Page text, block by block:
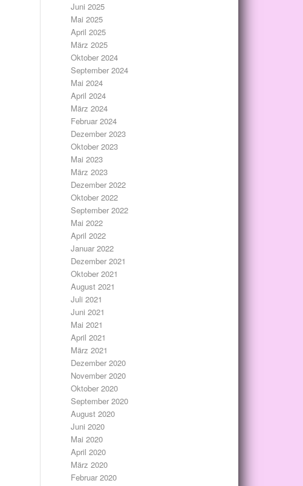
Juni 2025
Mai 2025
April 2025
März 2025
Oktober 2024
September 2024
Mai 2024
April 2024
März 2024
Februar 2024
Dezember 2023
Oktober 2023
Mai 2023
März 2023
Dezember 2022
Oktober 2022
September 2022
Mai 2022
April 2022
Januar 2022
Dezember 2021
Oktober 2021
August 2021
Juli 2021
Juni 2021
Mai 2021
April 2021
März 2021
Dezember 2020
November 2020
Oktober 2020
September 2020
August 2020
Juni 2020
Mai 2020
April 2020
März 2020
Februar 2020